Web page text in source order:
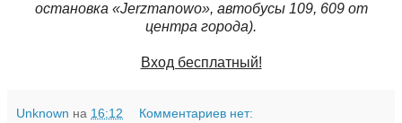
остановка «Jerzmanowo», автобусы 109, 609 от
центра города).
Вход бесплатный!
Unknown на 16:12 Комментариев нет: